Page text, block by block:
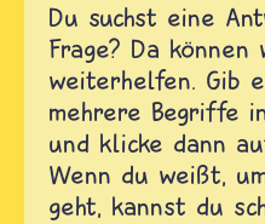
Du suchst eine
Frage? Da
weiterhelfen. Gib
mehrere Begriffe
und klicke dann
Wenn du weißt,
geht, kannst du